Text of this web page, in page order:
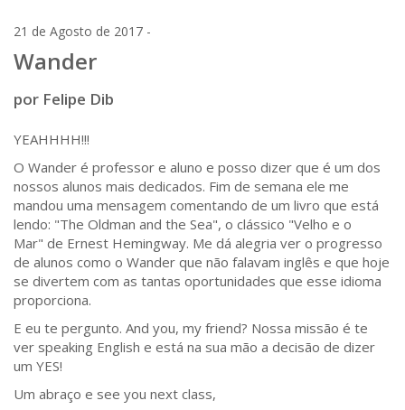
21 de Agosto de 2017 -
Wander
por Felipe Dib
YEAHHHH!!!
O Wander é professor e aluno e posso dizer que é um dos
nossos alunos mais dedicados. Fim de semana ele me
mandou uma mensagem comentando de um livro que está
lendo: "The Oldman and the Sea", o clássico "Velho e o
Mar" de Ernest Hemingway. Me dá alegria ver o progresso
de alunos como o Wander que não falavam inglês e que hoje
se divertem com as tantas oportunidades que esse idioma
proporciona.
E eu te pergunto. And you, my friend? Nossa missão é te
ver speaking English e está na sua mão a decisão de dizer
um YES!
Um abraço e see you next class,